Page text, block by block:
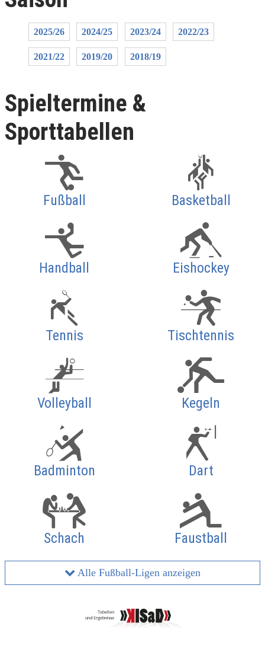
2025/26 2024/25 2023/24 2022/23
2021/22 2019/20 2018/19
Spieltermine &
Sporttabellen
Fußball Basketball
Handball Eishockey
Tennis Tischtennis
Volleyball Kegeln
Badminton Dart
Schach Faustball
Alle Fußball-Ligen anzeigen